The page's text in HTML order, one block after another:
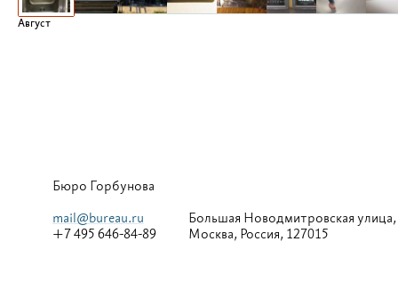
Август
Бюро Горбунова
mail@bureau.ru
+7 495 646-84-89
Большая Новодмитровская улица,
Москва, Россия, 127015